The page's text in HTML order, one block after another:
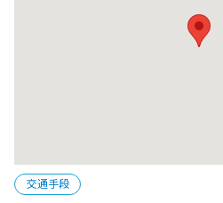
交通手段